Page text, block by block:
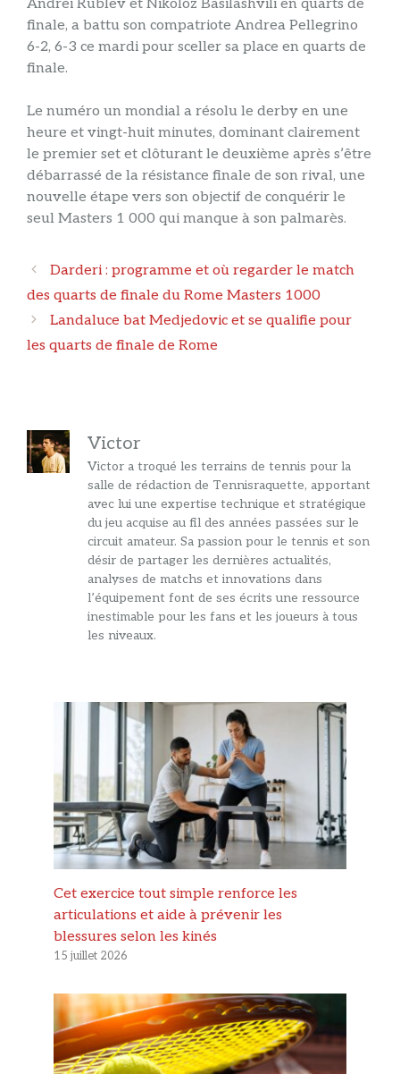
Andrei Rublev et Nikoloz Basilashvili en quarts de
finale, a battu son compatriote Andrea Pellegrino
6-2, 6-3 ce mardi pour sceller sa place en quarts de
finale.
Le numéro un mondial a résolu le derby en une
heure et vingt-huit minutes, dominant clairement
le premier set et clôturant le deuxième après s’être
débarrassé de la résistance finale de son rival, une
nouvelle étape vers son objectif de conquérir le
seul Masters 1 000 qui manque à son palmarès.
Navigation
des
articles
Darderi : programme et où regarder le match
des quarts de finale du Rome Masters 1000
Landaluce bat Medjedovic et se qualifie pour
les quarts de finale de Rome
Victor
Victor a troqué les terrains de tennis pour la
salle de rédaction de Tennisraquette, apportant
avec lui une expertise technique et stratégique
du jeu acquise au fil des années passées sur le
circuit amateur. Sa passion pour le tennis et son
désir de partager les dernières actualités,
analyses de matchs et innovations dans
l’équipement font de ses écrits une ressource
inestimable pour les fans et les joueurs à tous
les niveaux.
Cet exercice tout simple renforce les
articulations et aide à prévenir les
blessures selon les kinés
15 juillet 2026